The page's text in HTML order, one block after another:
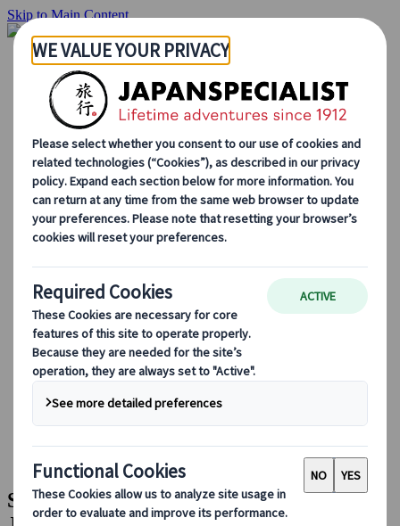
Skip to Main Content
Hjemmesiden
Reiser
Individuelle reiser
Gruppereiser
Kjør-selv ferie
Utflukter
Skreddersydde gruppereiser
Japan Rail Pass
Hvordan vi jobber
Om oss
Vårt team
Bli en del av teamet vårt
Sesongbaserte reisetips
Høydepunkter fra destinasjonen
Kulturell innsikt
Kulinariske eventyr
Utforsk Japan med tog
Ofte stilte spørsmål
Viktig informasjon
Etikette i Japan
Kjøring i Japan
Booking hos oss
Japan Rail Pass
Overnatting
Online reiseråd
Storby og tradisjoner fra Singapore til